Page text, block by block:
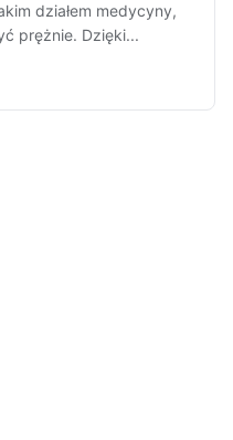
działem medycyny,
prężnie. Dzięki...